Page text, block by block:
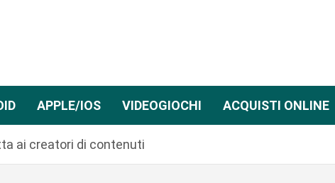
APPLE/IOS VIDEOGIOCHI ACQUISTI ONLINE
ai creatori di contenuti